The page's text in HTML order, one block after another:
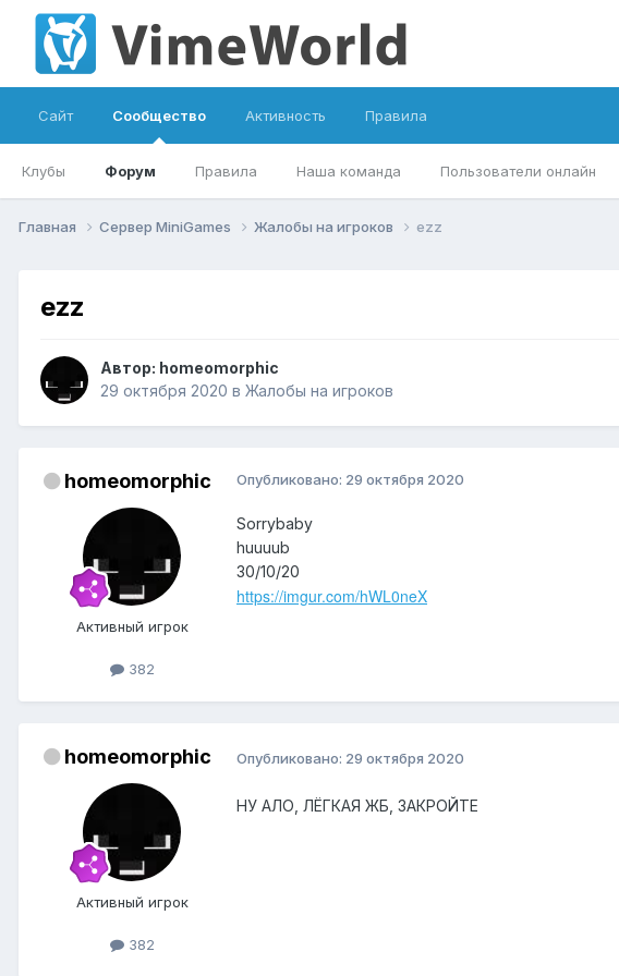
Сайт Сообщество
Клубы Форум Правила Наша команда Пользователи онлайн
Активность Правила
Главная Сервер MiniGames Жалобы на игроков ezz
ezz
Автор: homeomorphic
29 октября 2020 в Жалобы на игроков
homeomorphic
Активный игрок
382
Опубликовано: 29 октября 2020
Sorrybaby
huuuub
30/10/20
https://imgur.com/hWL0neX
homeomorphic
Активный игрок
382
Опубликовано: 29 октября 2020
НУ АЛО, ЛЁГКАЯ ЖБ, ЗАКРОЙТЕ